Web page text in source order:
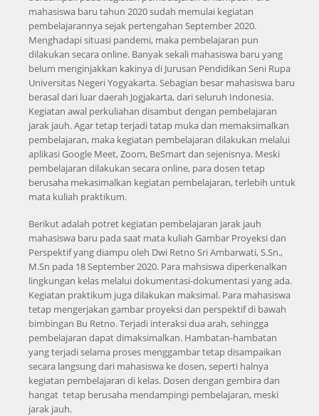
mahasiswa baru tahun 2020 sudah memulai kegiatan
pembelajarannya sejak pertengahan September 2020.
Menghadapi situasi pandemi, maka pembelajaran pun
dilakukan secara online. Banyak sekali mahasiswa baru yang
belum menginjakkan kakinya di Jurusan Pendidikan Seni Rupa
Universitas Negeri Yogyakarta. Sebagian besar mahasiswa baru
berasal dari luar daerah Jogjakarta, dari seluruh Indonesia.
Kegiatan awal perkuliahan disambut dengan pembelajaran
jarak jauh. Agar tetap terjadi tatap muka dan memaksimalkan
pembelajaran, maka kegiatan pembelajaran dilakukan melalui
aplikasi Google Meet, Zoom, BeSmart dan sejenisnya. Meski
pembelajaran dilakukan secara online, para dosen tetap
berusaha mekasimalkan kegiatan pembelajaran, terlebih untuk
mata kuliah praktikum.
Berikut adalah potret kegiatan pembelajaran jarak jauh
mahasiswa baru pada saat mata kuliah Gambar Proyeksi dan
Perspektif yang diampu oleh Dwi Retno Sri Ambarwati, S.Sn.,
M.Sn pada 18 September 2020. Para mahsiswa diperkenalkan
lingkungan kelas melalui dokumentasi-dokumentasi yang ada.
Kegiatan praktikum juga dilakukan maksimal. Para mahasiswa
tetap mengerjakan gambar proyeksi dan perspektif di bawah
bimbingan Bu Retno. Terjadi interaksi dua arah, sehingga
pembelajaran dapat dimaksimalkan. Hambatan-hambatan
yang terjadi selama proses menggambar tetap disampaikan
secara langsung dari mahasiswa ke dosen, seperti halnya
kegiatan pembelajaran di kelas. Dosen dengan gembira dan
hangat tetap berusaha mendampingi pembelajaran, meski
jarak jauh.